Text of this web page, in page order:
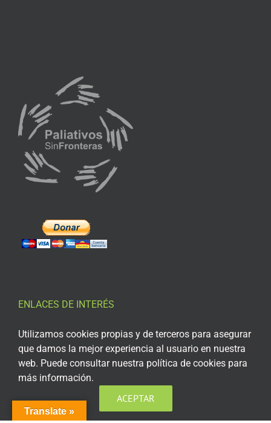
ENLACES DE INTERÉS
Aviso Legal
Política de privacidad
Política de privacidad Redes Sociales
Política de cookies
Translate »
Utilizamos cookies propias y de terceros para asegurar
que damos la mejor experiencia al usuario en nuestra
web. Puede consultar nuestra política de cookies para
más información.
ACEPTAR